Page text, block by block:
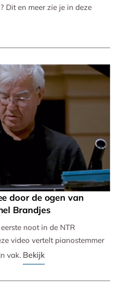
Dit en meer zie je in deze
door de ogen van
Brandjes
noot in de NTR
video vertelt pianostemmer
vak. Bekijk